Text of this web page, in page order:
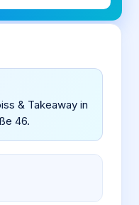
& Takeaway in
46.